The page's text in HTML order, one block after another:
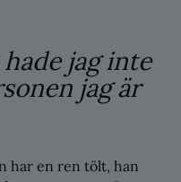
jag inte
jag är
har en ren tölt, han